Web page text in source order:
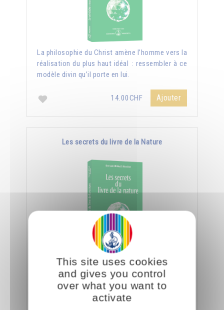
La philosophie du Christ amène l’homme vers la
réalisation du plus haut idéal : ressembler à ce
modèle divin qu’il porte en lui.
14.00CHF Ajouter
Les secrets du livre de la Nature
En spiritualité, lire c'est être capable de
déchiffrer le côté subtil et caché des objets et
des créatures.
14.00CHF
This site uses cookies
and gives you control
over what you want to
activate